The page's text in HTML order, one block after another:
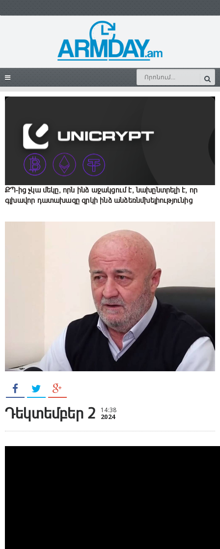
ՔՊ-ից չկա մեկը, որն ինձ աջակցում է, նախընտրելի է, որ
գլխավոր դատախազը զրկի ինձ անձեռնմխելիությունից
Դեկտեմբեր 2 14:38
2024